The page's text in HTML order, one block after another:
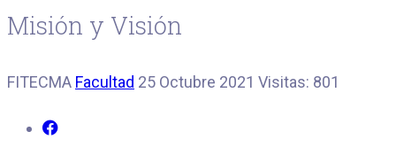
Misión y Visión
FITECMA Facultad 25 Octubre 2021 Visitas: 801